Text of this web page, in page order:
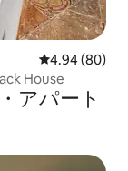
レビュー80件
4.94 (80)
House
アパート